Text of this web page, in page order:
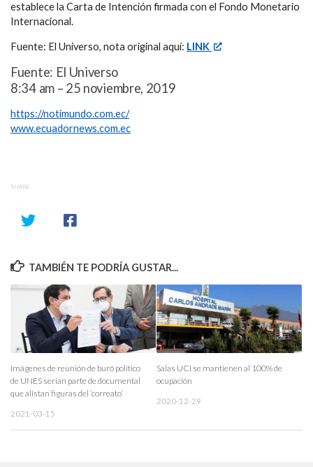
establece la Carta de Intención firmada con el Fondo Monetario
Internacional.
Fuente: El Universo, nota original aquí: LINK
Fuente: El Universo
8:34 am – 25 noviembre, 2019
https://notimundo.com.ec/
www.ecuadornews.com.ec
SHARE
TAMBIÉN TE PODRÍA GUSTAR...
Imágenes de reunión de buró político
de UNES serían parte de documental
que alistan figuras del ‘correato’
2021-03-15
Salas UCI se mantienen al 100% de
ocupación
2020-12-29